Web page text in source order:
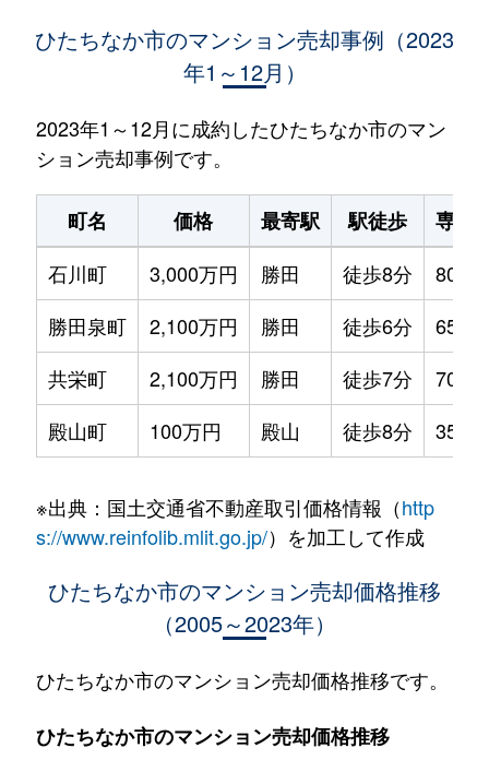
ひたちなか市のマンション売却事例（2023
年1～12月）
2023年1～12月に成約したひたちなか市のマン
ション売却事例です。
町名 価格 最寄駅 駅徒歩
専有
石川町
3,000万円 勝田 徒歩8分
80m²
勝田泉町
2,100万円 勝田 徒歩6分
65m²
共栄町
2,100万円 勝田 徒歩7分
70m²
殿山町
100万円 殿山 徒歩8分 35m²
※出典：国土交通省不動産取引価格情報（http
s://www.reinfolib.mlit.go.jp/）を加工して作成
ひたちなか市のマンション売却価格推移
（2005～2023年）
ひたちなか市のマンション売却価格推移です。
ひたちなか市のマンション売却価格推移